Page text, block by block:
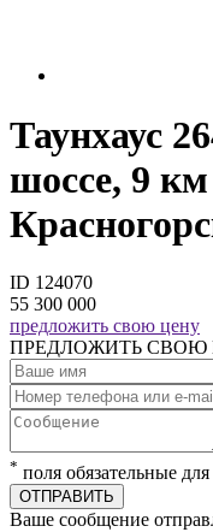
Таунхаус
шоссе, 9
ID 124070
55 300 000
предложить свою цену
ПРЕДЛОЖИТЬ СВОЮ
* поля обязательные
ОТПРАВИТЬ
Ваше сообщение